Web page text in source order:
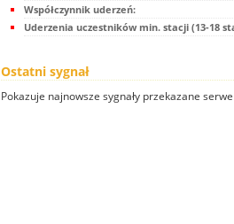
Współczynnik uderzeń:
Uderzenia uczestników min. stacji (13-18
Ostatni sygnał
Pokazuje najnowsze sygnały przekazane